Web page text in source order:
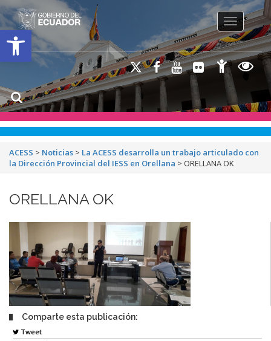
Open toolbar
Toggle
ACESS > Noticias > La ACESS desarrolla un trabajo articulado con
la Dirección Provincial del IESS en Orellana > ORELLANA OK
ORELLANA OK
Comparte esta publicación:
Tweet